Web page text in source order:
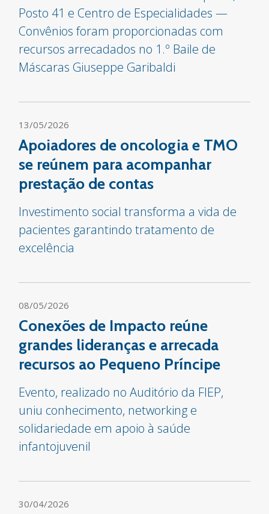
Posto 41 e Centro de Especialidades —
Convênios foram proporcionadas com
recursos arrecadados no 1.º Baile de
Máscaras Giuseppe Garibaldi
13/05/2026
Apoiadores de oncologia e TMO
se reúnem para acompanhar
prestação de contas
Investimento social transforma a vida de
pacientes garantindo tratamento de
excelência
08/05/2026
Conexões de Impacto reúne
grandes lideranças e arrecada
recursos ao Pequeno Príncipe
Evento, realizado no Auditório da FIEP,
uniu conhecimento, networking e
solidariedade em apoio à saúde
infantojuvenil
30/04/2026